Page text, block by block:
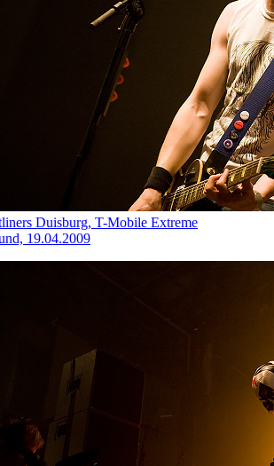
Duisburg, T-Mobile Extreme
19.04.2009